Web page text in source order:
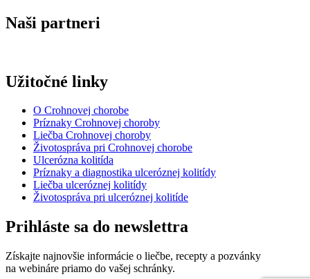
Naši partneri
Užitočné linky
O Crohnovej chorobe
Príznaky Crohnovej choroby
Liečba Crohnovej choroby
Životospráva pri Crohnovej chorobe
Ulcerózna kolitída
Príznaky a diagnostika ulceróznej kolitídy
Liečba ulceróznej kolitídy
Životospráva pri ulceróznej kolitíde
Prihláste sa do newslettra
Získajte najnovšie informácie o liečbe, recepty a pozvánky
na webináre priamo do vašej schránky.